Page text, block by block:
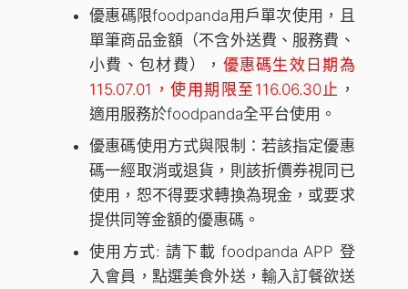
優惠碼限foodpanda用戶單次使用，且
單筆商品金額（不含外送費、服務費、
小費、包材費）， 優惠碼生效日期為
115.07.01，使用期限至116.06.30止 ，
適用服務於foodpanda全平台使用。
優惠碼使用方式與限制：若該指定優惠
碼一經取消或退貨，則該折價券視同已
使用，恕不得要求轉換為現金，或要求
提供同等金額的優惠碼。
使用方式: 請下載 foodpanda APP 登
入會員，點選美食外送，輸入訂餐欲送